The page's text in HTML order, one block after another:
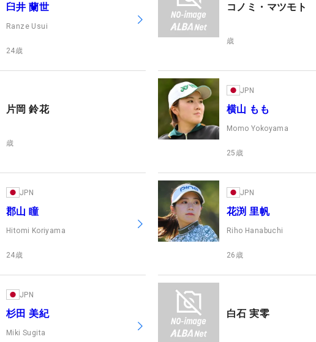
臼井 蘭世
Ranze Usui
24歳
コノミ・マツモト
歳
片岡 鈴花
歳
JPN
横山 もも
Momo Yokoyama
25 歳
JPN
郡山 瞳
Hitomi Koriyama
24歳
JPN
花渕 里帆
Riho Hanabuchi
26 歳
JPN
杉田 美紀
Miki Sugita
白石 実零